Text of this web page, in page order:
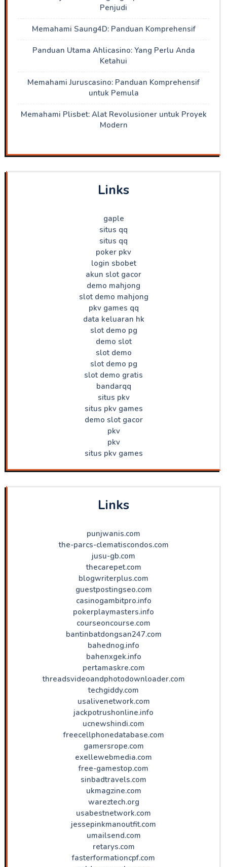
Penjudi
Memahami Saung4D: Panduan Komprehensif
Panduan Utama Ahlicasino: Yang Perlu Anda
Ketahui
Memahami Juruscasino: Panduan Komprehensif
untuk Pemula
Memahami Plisbet: Alat Revolusioner untuk Proyek
Modern
Links
gaple
situs qq
situs qq
poker pkv
login sbobet
akun slot gacor
demo mahjong
slot demo mahjong
pkv games qq
data keluaran hk
slot demo pg
demo slot
slot demo
slot demo pg
slot demo gratis
bandarqq
situs pkv
situs pkv games
demo slot gacor
pkv
pkv
situs pkv games
Links
punjwanis.com
the-parcs-clematiscondos.com
jusu-gb.com
thecarepet.com
blogwriterplus.com
guestpostingseo.com
casinogambitpro.info
pokerplaymasters.info
courseoncourse.com
bantinbatdongsan247.com
bahednog.info
bahenxgek.info
pertamaskre.com
threadsvideoandphotodownloader.com
techgiddy.com
usalivenetwork.com
jackpotrushonline.info
ucnewshindi.com
freecellphonedatabase.com
gamersrope.com
exellewebmedia.com
free-gamestop.com
sinbadtravels.com
ukmagzine.com
wareztech.org
usabestnetwork.com
jessepinkmanoutfit.com
umailsend.com
retarys.com
fasterformationcpf.com